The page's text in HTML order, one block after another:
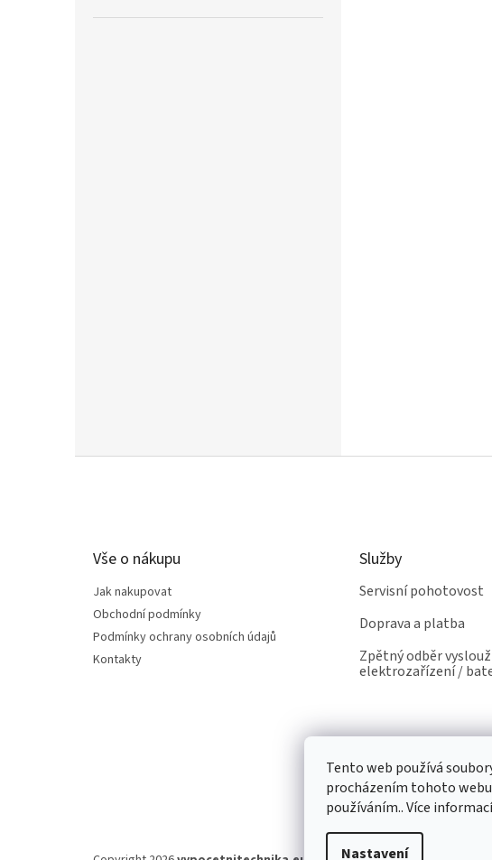
Tento web používá
procházením tohoto
používáním.. Více
Nastavení
Vše o nákupu
Jak nakupovat
Obchodní podmínky
Podmínky ochrany osobních údajů
Kontakty
Služby
Servisní pohotovost
Doprava a platba
Zpětný odběr
elektrozařízení /